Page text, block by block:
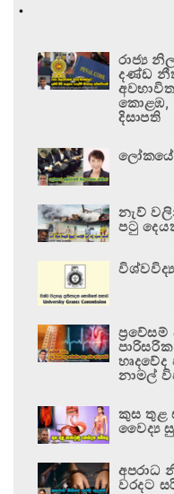
රාජ්‍ය
දණ්ඩ
කොළඹ,
දිසාපති
ලෝකයේ
නැව්
පටු
නාමල්
කුස තුළ
වෛද්‍ය
අපරාධ
වරදට